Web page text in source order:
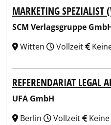
MARKETING
SCM Verlagsgruppe
Witten
Vollzeit
REFERENDARIAT LEGAL
UFA GmbH
Berlin
Vollzeit